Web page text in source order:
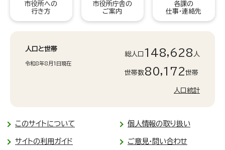
市役所への
行き方
市役所庁舎の
ご案内
各課の
仕事・連絡先
人口と世帯
令和8年8月1日現在
総人口 148,628 人
世帯数80,172世帯
人口統計
このサイトについて 個人情報の取り扱い
サイトの利用ガイド ご意見・問い合わせ